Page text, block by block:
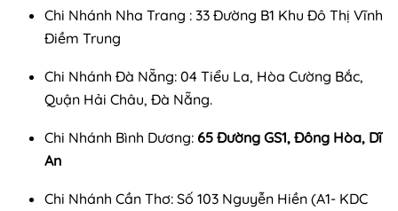
Chi Nhánh Nha Trang : 33 Đường B1 Khu Đô Thị Vĩnh
Điềm Trung
Chi Nhánh Đà Nẵng: 04 Tiểu La, Hòa Cường Bắc,
Quận Hải Châu, Đà Nẵng.
Chi Nhánh Bình Dương: 65 Đường GS1, Đông Hòa, Dĩ
An
Chi Nhánh Cần Thơ: Số 103 Nguyễn Hiền (A1- KDC